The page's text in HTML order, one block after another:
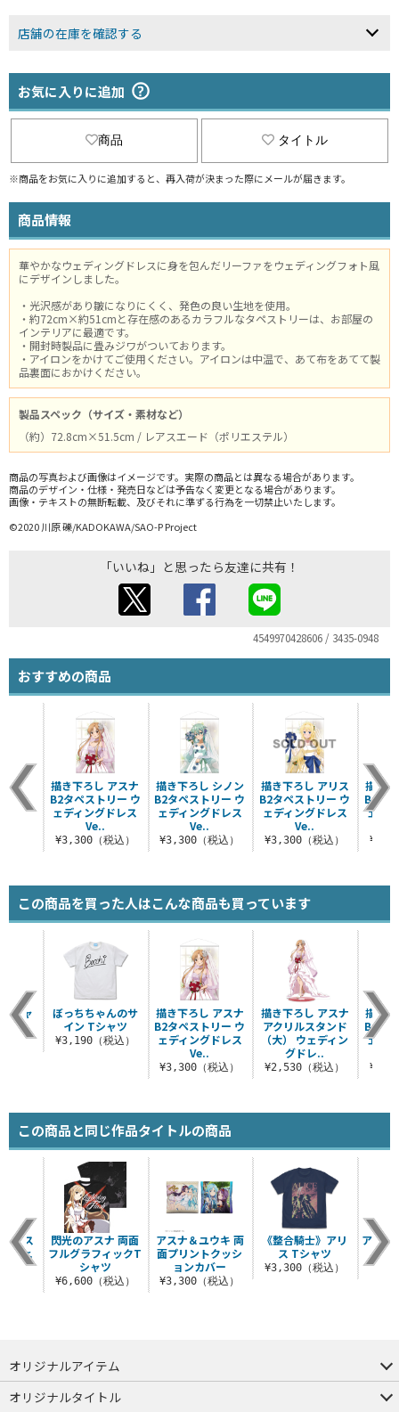
店舗の在庫を確認する
お気に入りに追加
商品 タイトル
※商品をお気に入りに追加すると、再入荷が決まった際にメールが届きます。
商品情報
華やかなウェディングドレスに身を包んだリーファをウェディングフォト風
にデザインしました。
・光沢感があり皺になりにくく、発色の良い生地を使用。
・約72cm×約51cmと存在感のあるカラフルなタペストリーは、お部屋の
インテリアに最適です。
・開封時製品に畳みジワがついております。
・アイロンをかけてご使用ください。アイロンは中温で、あて布をあてて製
品裏面におかけください。
製品スペック（サイズ・素材など）
（約）72.8cm×51.5cm / レアスエード（ポリエステル）
商品の写真および画像はイメージです。実際の商品とは異なる場合があります。
商品のデザイン・仕様・発売日などは予告なく変更となる場合があります。
画像・テキストの無断転載、及びそれに準ずる行為を一切禁止いたします。
©2020 川原 礫/KADOKAWA/SAO-P Project
「いいね」と思ったら友達に共有！
4549970428606 / 3435-0948
おすすめの商品
描き下ろし シノン
B2タペストリー ウ
ェディングドレス
Ve..
¥3,300（税込）
描き下ろし アリス
B2タペストリー ウ
ェディングドレス
Ve..
¥3,300（税込）
描き
B2タ
ェデ
描き下ろし アスナ
B2タペストリー ウ
ェディングドレス
Ve..
¥3,300（税込）
この商品を買った人はこんな商品も買っています
描き下ろし アスナ
B2タペストリー ウ
ェディングドレス
Ve..
¥3,300（税込）
描き下ろし アスナ
アクリルスタンド
（大） ウェディン
グドレ..
¥2,530（税込）
描き
B2タ
ェデ
Tシャ
込）
ぼっちちゃんのサ
イン Tシャツ
¥3,190（税込）
この商品と同じ作品タイトルの商品
アスナ＆ユウキ 両
面プリントクッシ
ョンカバー
¥3,300（税込）
《整合騎士》アリ
ス Tシャツ
¥3,300（税込）
アクリ
ルス
Ver.
込）
閃光のアスナ 両面
フルグラフィックT
シャツ
¥6,600（税込）
オリジナルアイテム
つままれ
つかまれ
ピョコッテ
オリジナルタイトル